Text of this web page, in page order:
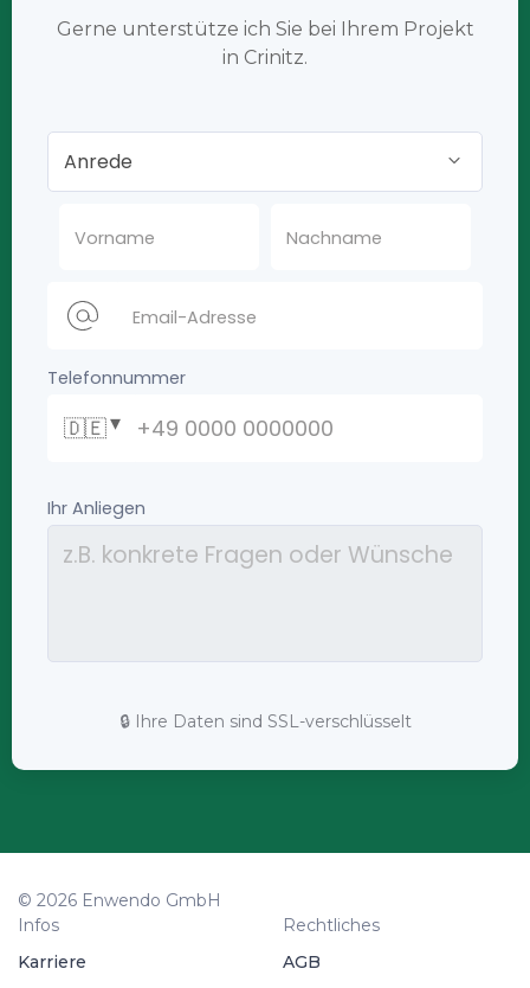
Gerne unterstütze ich Sie bei Ihrem Projekt
in Crinitz.
🔒 Ihre Daten sind SSL-verschlüsselt
© 2026 Enwendo GmbH
Infos
Karriere
Rechtliches
AGB